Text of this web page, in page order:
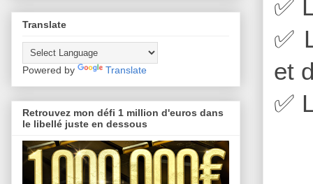
✅
✅
et
✅
Translate
Powered by Translate
Retrouvez mon défi 1 million d'euros dans
le libellé juste en dessous